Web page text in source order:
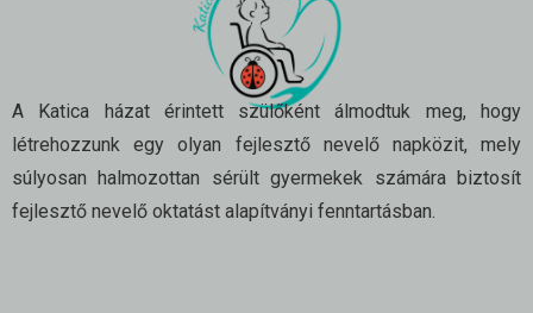
A Katica házat érintett szülőként álmodtuk meg, hogy
létrehozzunk egy olyan fejlesztő nevelő napközit, mely
súlyosan halmozottan sérült gyermekek számára biztosít
fejlesztő nevelő oktatást alapítványi fenntartásban.